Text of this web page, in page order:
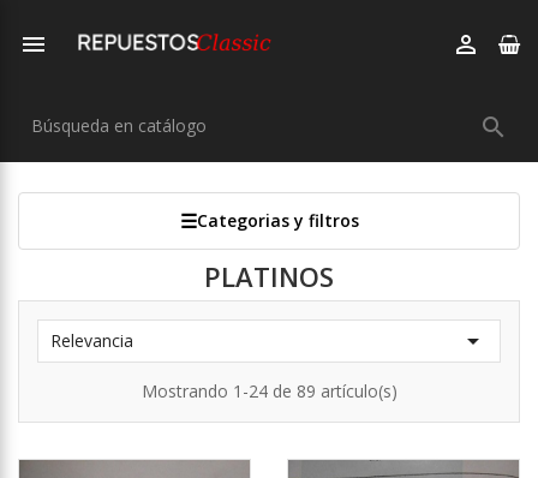
 

Categorias y filtros
PLATINOS
Relevancia 
Mostrando 1-24 de 89 artículo(s)